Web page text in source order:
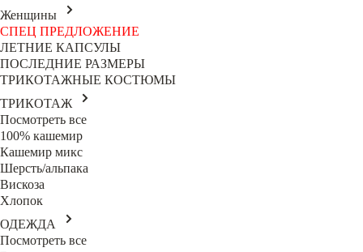
Женщины
СПЕЦ ПРЕДЛОЖЕНИЕ
ЛЕТНИЕ КАПСУЛЫ
ПОСЛЕДНИЕ РАЗМЕРЫ
ТРИКОТАЖНЫЕ КОСТЮМЫ
ТРИКОТАЖ
Посмотреть все
100% кашемир
Кашемир микс
Шерсть/альпака
Вискоза
Хлопок
ОДЕЖДА
Посмотреть все